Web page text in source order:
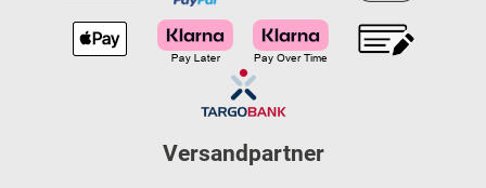
Versandpartner